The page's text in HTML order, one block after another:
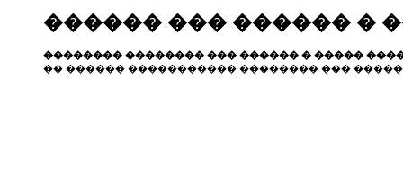
������ ��� ������ �
�������� �������� ��� ������ � �����
�� ������ ����������� �������� ���